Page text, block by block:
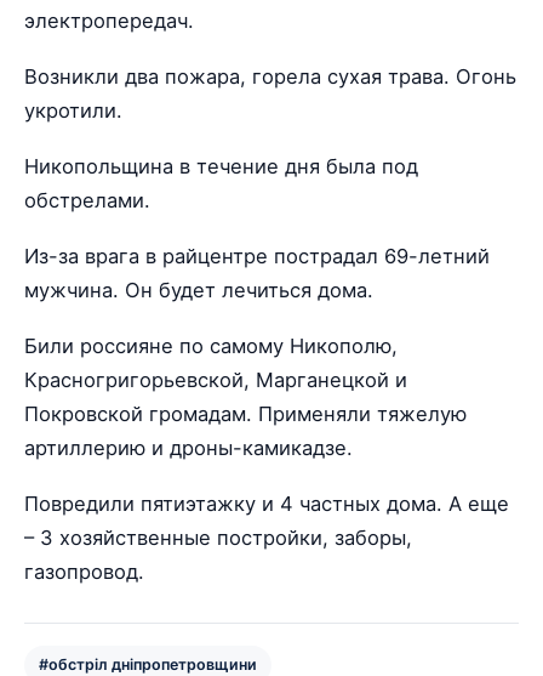
электропередач.
Возникли два пожара, горела сухая трава. Огонь
укротили.
Никопольщина в течение дня была под
обстрелами.
Из-за врага в райцентре пострадал 69-летний
мужчина. Он будет лечиться дома.
Били россияне по самому Никополю,
Красногригорьевской, Марганецкой и
Покровской громадам. Применяли тяжелую
артиллерию и дроны-камикадзе.
Повредили пятиэтажку и 4 частных дома. А еще
– 3 хозяйственные постройки, заборы,
газопровод.
#обстріл дніпропетровщини